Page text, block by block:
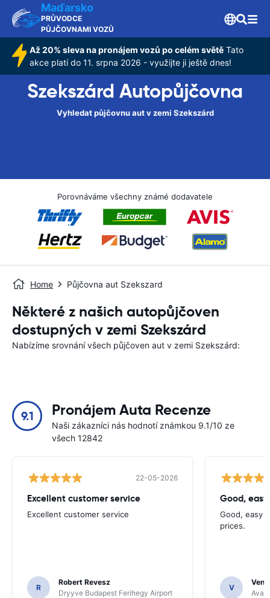
Maďarsko
PRŮVODCE
PŮJČOVNAMI VOZŮ
Až 20% sleva na pronájem vozů po celém světě Tato
akce platí do 11. srpna 2026 - využijte ji ještě dnes!
Szekszárd Autopůjčovna
Vyhledat půjčovnu aut v zemi Szekszárd
Porovnáváme všechny známé dodavatele
Home Půjčovna aut Szekszard
Některé z našich autopůjčoven
dostupných v zemi Szekszárd
Nabízíme srovnání všech půjčoven aut v zemi Szekszárd:
9.1 Pronájem Auta Recenze
Naši zákazníci nás hodnotí známkou 9.1/10 ze
všech 12842
22-05-2026
Excellent customer service
Excellent customer service
R
Robert Revesz
Dryyve Budapest Ferihegy Airport
Good,
Good, easy
prices.
V